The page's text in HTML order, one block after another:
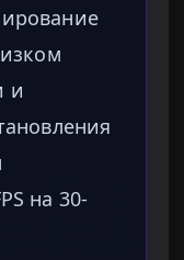
и
на 30-